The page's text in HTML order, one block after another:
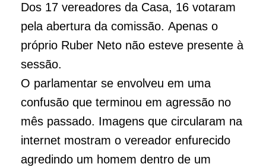
Dos 17 vereadores da Casa, 16 votaram
pela abertura da comissão. Apenas o
próprio Ruber Neto não esteve presente à
sessão.
O parlamentar se envolveu em uma
confusão que terminou em agressão no
mês passado. Imagens que circularam na
internet mostram o vereador enfurecido
agredindo um homem dentro de um